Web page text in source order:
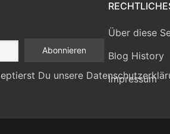
Du unsere
Über diese
Blog History
Impressum